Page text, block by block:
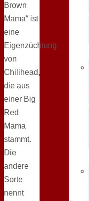
Brown
Mama“ ist
eine
Eigenzüchtung
von
Chilihead,
die aus
einer Big
Red
Mama
stammt.
Die
andere
Sorte
nennt